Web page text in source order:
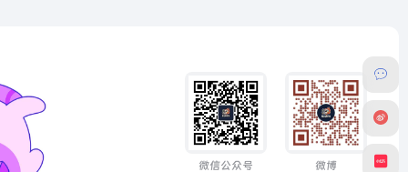
微信公众号 微博